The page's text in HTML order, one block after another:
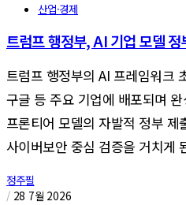
산업·경제
트럼프 행정부, AI 기업 모델
트럼프 행정부의 AI 프레임워
구글 등 주요 기업에 배포되며
프론티어 모델의 자발적 정부 제
사이버보안 중심 검증을 거치게
정주필
/ 28 7월 2026